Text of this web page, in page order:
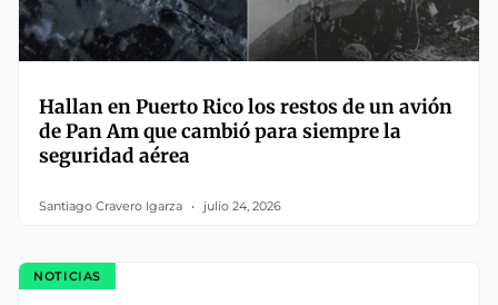
Hallan en Puerto Rico los restos de un avión
de Pan Am que cambió para siempre la
seguridad aérea
Santiago Cravero Igarza julio 24, 2026
NOTICIAS